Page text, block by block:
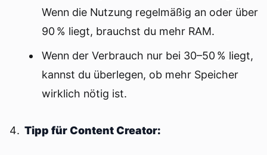
Wenn die Nutzung regelmäßig an oder über
90 % liegt, brauchst du mehr RAM.
Wenn der Verbrauch nur bei 30–50 % liegt,
kannst du überlegen, ob mehr Speicher
wirklich nötig ist.
Tipp für Content Creator: